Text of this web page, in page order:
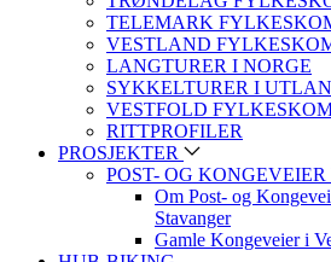
TELEMARK
VESTLAND
LANGTURER I NORGE
SYKKELTURER I
VESTFOLD
RITTPROFILER
PROSJEKTER
POST- OG
Om Post- og
Stavanger
Gamle Kongeveier i